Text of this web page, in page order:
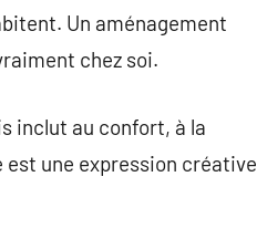
Un aménagement
chez soi.
inclut au confort, à la
une expression créative